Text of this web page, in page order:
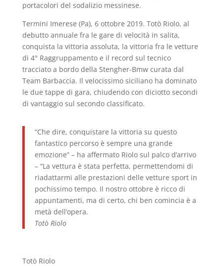
portacolori del sodalizio messinese.
Termini Imerese (Pa), 6 ottobre 2019. Totò Riolo, al
debutto annuale fra le gare di velocità in salita,
conquista la vittoria assoluta, la vittoria fra le vetture
di 4° Raggruppamento e il record sul tecnico
tracciato a bordo della Stengher-Bmw curata dal
Team Barbaccia. Il velocissimo siciliano ha dominato
le due tappe di gara, chiudendo con diciotto secondi
di vantaggio sul secondo classificato.
“Che dire, conquistare la vittoria su questo
fantastico percorso è sempre una grande
emozione” – ha affermato Riolo sul palco d’arrivo
– “La vettura è stata perfetta, permettendomi di
riadattarmi alle prestazioni delle vetture sport in
pochissimo tempo. Il nostro ottobre è ricco di
appuntamenti, ma di certo, chi ben comincia è a
metà dell’opera.
Totò Riolo
Totò Riolo